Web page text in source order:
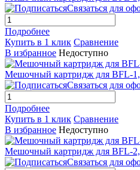
Связаться для
Подробнее
Купить в 1 клик Сравнение
В избранное Недоступно
Мешочный картридж для BFL-
Связаться для
Подробнее
Купить в 1 клик Сравнение
В избранное Недоступно
Мешочный картридж для BFL-
Связаться для